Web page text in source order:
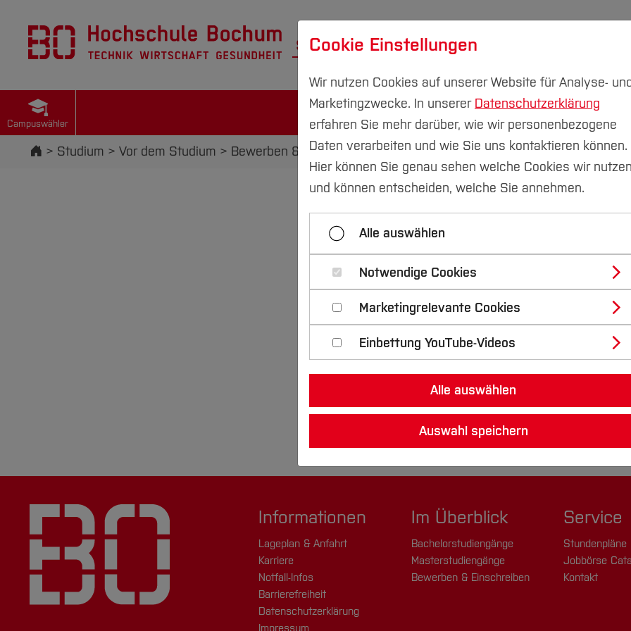
Studium Forschung & Transfer
Campuswähler
Startseite
Studium Vor dem Studium Bewerben & Einschreiben
Informationen
Lageplan & Anfahrt
Karriere
Notfall-Infos
Barrierefreiheit
Datenschutzerklärung
Impressum
Im Überblick
Bachelorstudiengänge
Masterstudiengänge
Bewerben & Einschreiben
Service
Stundenpläne
Jobbörse
Kontakt
Cookie Einstellungen
Wir nutzen Cookies auf unserer Website für Analyse-
Marketingzwecke. In unserer Datenschutzerklärung
erfahren Sie mehr darüber, wie wir personenbezogene
Daten verarbeiten und wie Sie uns kontaktieren können.
Hier können Sie genau sehen welche Cookies wir
und können entscheiden, welche Sie annehmen.
Alle auswählen
Notwendige Cookies
Marketingrelevante Cookies
Einbettung YouTube-Videos
Alle auswählen
Auswahl speichern